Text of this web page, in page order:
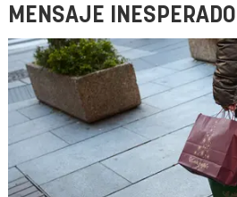
MENSAJE INESPERADO